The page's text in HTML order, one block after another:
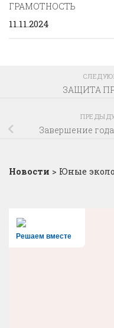
ГРАМОТНОСТЬ
11.11.2024
ЗАЩИТА
Завершение
Новости > Юные
Решаем вместе